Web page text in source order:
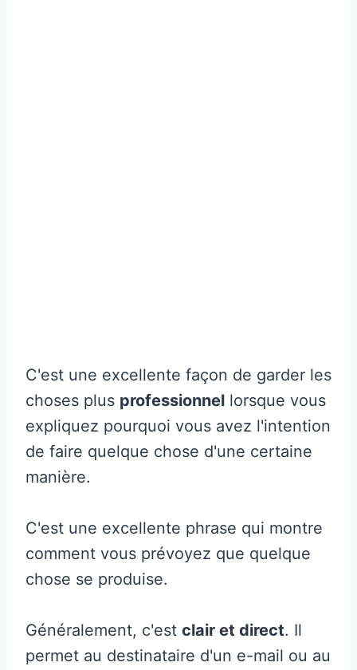
C'est une excellente façon de garder les
choses plus professionnel lorsque vous
expliquez pourquoi vous avez l'intention
de faire quelque chose d'une certaine
manière.
C'est une excellente phrase qui montre
comment vous prévoyez que quelque
chose se produise.
Généralement, c'est clair et direct. Il
permet au destinataire d'un e-mail ou au